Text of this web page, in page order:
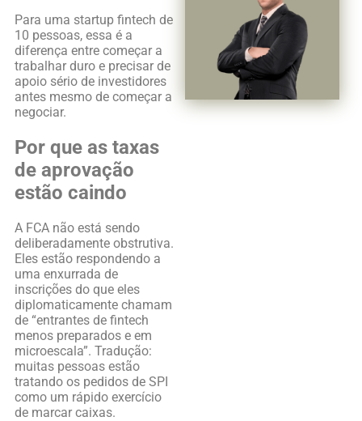
Para uma startup fintech de
10 pessoas, essa é a
diferença entre começar a
trabalhar duro e precisar de
apoio sério de investidores
antes mesmo de começar a
negociar.
Por que as taxas
de aprovação
estão caindo
A FCA não está sendo
deliberadamente obstrutiva.
Eles estão respondendo a
uma enxurrada de
inscrições do que eles
diplomaticamente chamam
de “entrantes de fintech
menos preparados e em
microescala”. Tradução:
muitas pessoas estão
tratando os pedidos de SPI
como um rápido exercício
de marcar caixas.